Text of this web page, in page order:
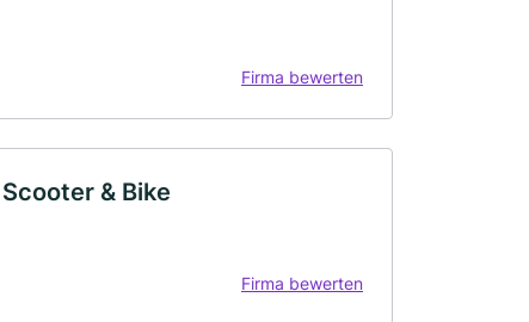
Firma bewerten
& Bike
Firma bewerten